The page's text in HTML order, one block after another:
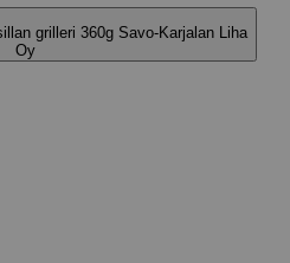
grilleri 360g Savo-Karjalan Liha
Oy